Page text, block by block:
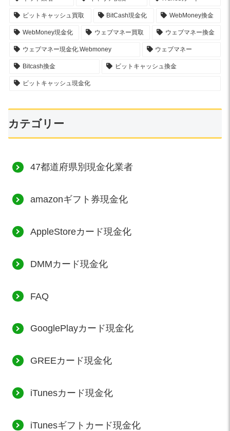
ビットキャッシュ買取 BitCash現金化 WebMoney換金
WebMoney現金化 ウェブマネー買取 ウェブマネー換金
ウェブマネー現金化.Webmoney ウェブマネー
Bitcash換金 ビットキャッシュ換金
ビットキャッシュ現金化
カテゴリー
47都道府県別現金化業者
amazonギフト券現金化
AppleStoreカード現金化
DMMカード現金化
FAQ
GooglePlayカード現金化
GREEカード現金化
iTunesカード現金化
iTunesギフトカード現金化